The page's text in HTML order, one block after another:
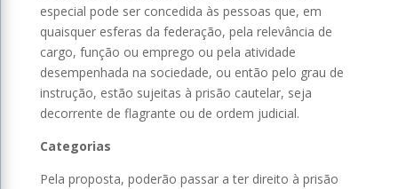
especial pode ser concedida às pessoas que, em
quaisquer esferas da federação, pela relevância de
cargo, função ou emprego ou pela atividade
desempenhada na sociedade, ou então pelo grau de
instrução, estão sujeitas à prisão cautelar, seja
decorrente de flagrante ou de ordem judicial.
Categorias
Pela proposta, poderão passar a ter direito à prisão